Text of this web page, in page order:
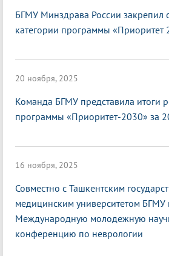
БГМУ Минздрава России закрепил
категории программы «Приоритет
20 ноября, 2025
Команда БГМУ представила итоги
программы «Приоритет-2030» за
16 ноября, 2025
Совместно с Ташкентским
медицинским университетом БГМУ
Международную молодежную
конференцию по неврологии